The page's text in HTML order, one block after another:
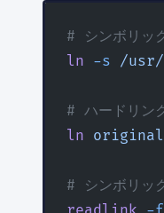
# シンボリッ
ln -s /usr/
# ハードリン
ln
# シンボリッ